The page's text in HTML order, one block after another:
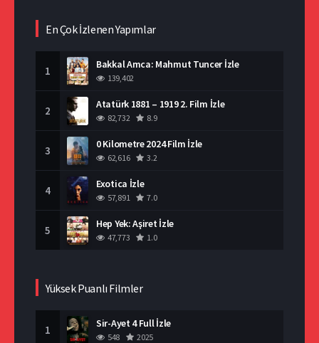
En Çok İzlenen Yapımlar
1 Bakkal Amca: Mahmut Tuncer İzle
139,402
2 Atatürk 1881 – 1919 2. Film İzle
82,732 8.9
3 0 Kilometre 2024 Film İzle
62,616 3.2
4 Exotica İzle
57,891 7.0
5 Hep Yek: Aşiret İzle
47,773 1.0
Yüksek Puanlı Filmler
1 Sir-Ayet 4 Full İzle
548 2025